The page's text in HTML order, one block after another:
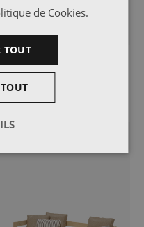
banquette 80 avec matelas
dossier
de Cookies.
TOUT